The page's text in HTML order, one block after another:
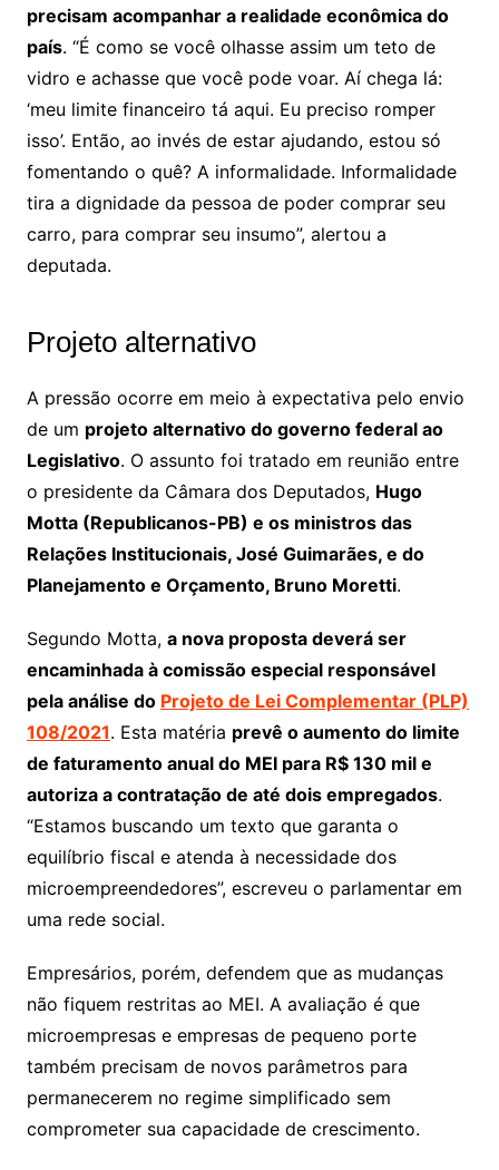
precisam acompanhar a realidade econômica do
país. “É como se você olhasse assim um teto de
vidro e achasse que você pode voar. Aí chega lá:
‘meu limite financeiro tá aqui. Eu preciso romper
isso’. Então, ao invés de estar ajudando, estou só
fomentando o quê? A informalidade. Informalidade
tira a dignidade da pessoa de poder comprar seu
carro, para comprar seu insumo”, alertou a
deputada.
Projeto alternativo
A pressão ocorre em meio à expectativa pelo envio
de um projeto alternativo do governo federal ao
Legislativo. O assunto foi tratado em reunião entre
o presidente da Câmara dos Deputados, Hugo
Motta (Republicanos-PB) e os ministros das
Relações Institucionais, José Guimarães, e do
Planejamento e Orçamento, Bruno Moretti.
Segundo Motta, a nova proposta deverá ser
encaminhada à comissão especial responsável
pela análise do Projeto de Lei Complementar (PLP)
108/2021. Esta matéria prevê o aumento do limite
de faturamento anual do MEI para R$ 130 mil e
autoriza a contratação de até dois empregados.
“Estamos buscando um texto que garanta o
equilíbrio fiscal e atenda à necessidade dos
microempreendedores”, escreveu o parlamentar em
uma rede social.
Empresários, porém, defendem que as mudanças
não fiquem restritas ao MEI. A avaliação é que
microempresas e empresas de pequeno porte
também precisam de novos parâmetros para
permanecerem no regime simplificado sem
comprometer sua capacidade de crescimento.